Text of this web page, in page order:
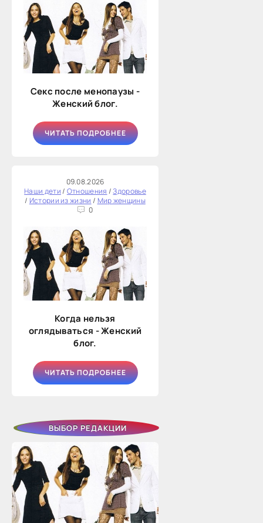
Секс после менопаузы -
Женский блог.
ЧИТАТЬ ПОДРОБНЕЕ
09.08.2026
Наши дети/ Отношения /Здоровье
/ Истории из жизни / Мир женщины
0
Когда нельзя
оглядываться - Женский
блог.
ЧИТАТЬ ПОДРОБНЕЕ
ВЫБОР РЕДАКЦИИ